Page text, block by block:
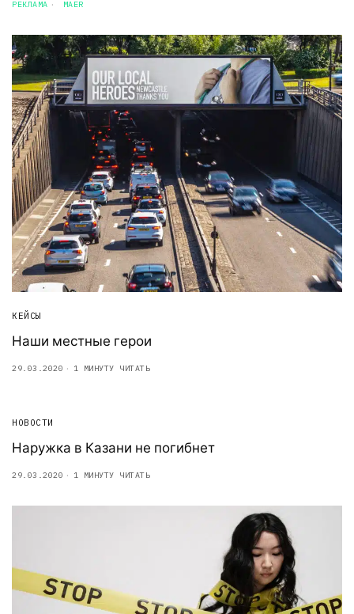
РЕКЛАМА MAER
КЕЙСЫ
Наши местные герои
29.03.2020 1 МИНУТУ ЧИТАТЬ
НОВОСТИ
Наружка в Казани не погибнет
29.03.2020 1 МИНУТУ ЧИТАТЬ